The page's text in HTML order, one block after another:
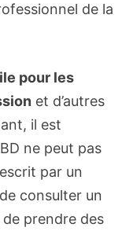
de la
pour les
et d’autres
il est
ne peut pas
par un
consulter un
prendre des